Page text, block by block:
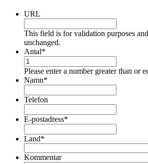
URL
This field is for validation purposes
unchanged.
Antal*
Please enter a number greater than or
Namn*
Telefon
E-postadress*
Land*
Kommentar